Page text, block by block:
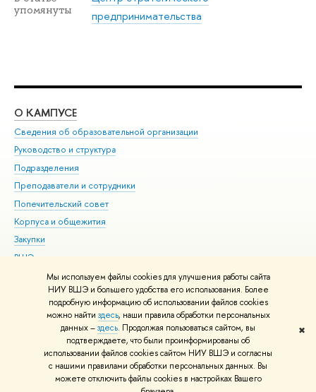
Мы используем файлы cookies для улучшения работы сайта
НИУ ВШЭ и большего удобства его использования. Более
подробную информацию об использовании файлов cookies
можно найти здесь, наши правила обработки персональных
данных –здесь. Продолжая пользоваться сайтом, вы
подтверждаете, что были проинформированы об
использовании файлов cookies сайтом НИУ ВШЭ и согласны
с нашими правилами обработки персональных данных. Вы
можете отключить файлы cookies в настройках Вашего
✖
упомянуты
предпринимательства
О КАМПУСЕ
Сведения об образовательной организации
Руководство и структура
Подразделения
Преподаватели и сотрудники
Попечительский совет
Корпуса и общежития
Закупки
ВШЭ для студентов с ограниченными возможностями
здоровья и инвалидностью
Версия для слабовидящих
Единая платежная страница
© НИУ ВШЭ 1993–2026 Адреса и контакты Условия использования
материалов Политика конфиденциальности Карта сайта
Шрифты HSE Sans и HSE Slab разработаны вШколе дизайна НИУ ВШЭ